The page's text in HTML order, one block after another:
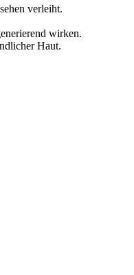
verleiht.
wirken.
Haut.